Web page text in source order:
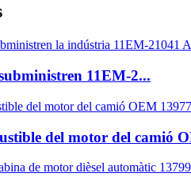
11EM-2...
del motor del camió